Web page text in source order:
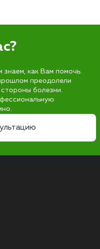
как Вам помочь.
преодолели
болезни.